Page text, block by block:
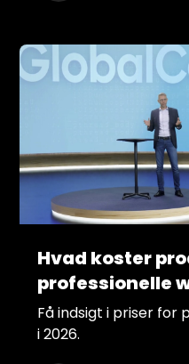
Hvad koster
professionelle
Prisguide og
Få indsigt i priser for
i 2026.